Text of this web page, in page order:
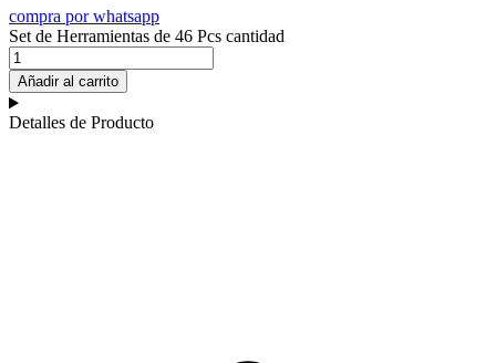
compra por whatsapp
Set de Herramientas de 46 Pcs cantidad
Añadir al carrito
Detalles de Producto